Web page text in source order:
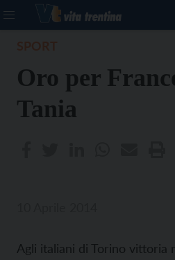
Oro per
Tania
Agli italiani di Torino vittoria